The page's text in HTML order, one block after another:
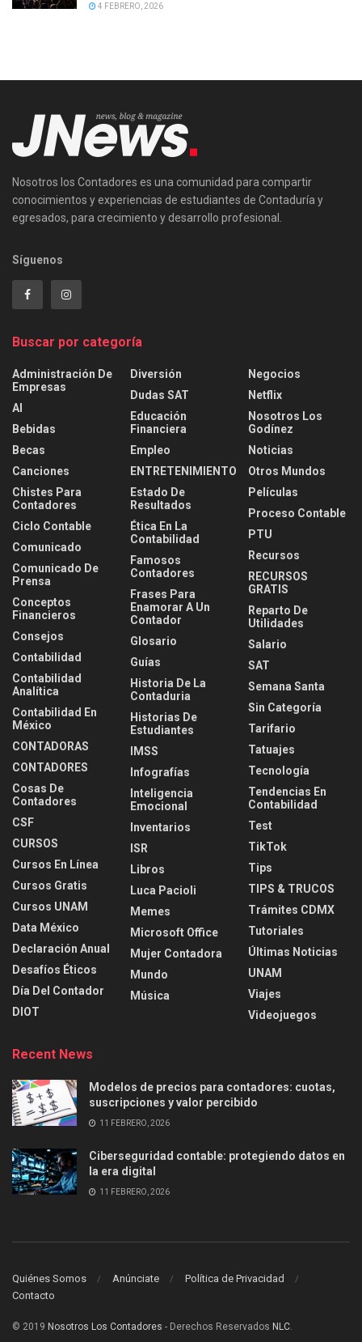
4 FEBRERO, 2026
Nosotros los Contadores es una comunidad para compartir
conocimientos y experiencias de estudiantes de Contaduría y
egresados, para crecimiento y desarrollo profesional.
Síguenos
Buscar por categoría
Administración De
Empresas
AI
Bebidas
Becas
Canciones
Chistes Para
Contadores
Ciclo Contable
Comunicado
Comunicado De
Prensa
Conceptos
Financieros
Consejos
Contabilidad
Contabilidad
Analítica
Contabilidad En
México
CONTADORAS
CONTADORES
Cosas De
Contadores
CSF
CURSOS
Cursos En Línea
Cursos Gratis
Cursos UNAM
Data México
Declaración Anual
Desafíos Éticos
Día Del Contador
DIOT
Diversión
Dudas SAT
Educación
Financiera
Empleo
ENTRETENIMIENTO
Estado De
Resultados
Ética En La
Contabilidad
Famosos
Contadores
Frases Para
Enamorar A Un
Contador
Glosario
Guías
Historia De La
Contaduria
Historias De
Estudiantes
IMSS
Infografías
Inteligencia
Emocional
Inventarios
ISR
Libros
Luca Pacioli
Memes
Microsoft Office
Mujer Contadora
Mundo
Música
Negocios
Netflix
Nosotros Los
Godínez
Noticias
Otros Mundos
Películas
Proceso Contable
PTU
Recursos
RECURSOS
GRATIS
Reparto De
Utilidades
Salario
SAT
Semana Santa
Sin Categoría
Tarifario
Tatuajes
Tecnología
Tendencias En
Contabilidad
Test
TikTok
Tips
TIPS & TRUCOS
Trámites CDMX
Tutoriales
Últimas Noticias
UNAM
Viajes
Videojuegos
Recent News
Modelos de precios para contadores: cuotas,
suscripciones y valor percibido
11 FEBRERO, 2026
Ciberseguridad contable: protegiendo datos en
la era digital
11 FEBRERO, 2026
Quiénes Somos Anúnciate
Política de Privacidad
Contacto
© 2019 Nosotros Los Contadores - Derechos Reservados NLC.